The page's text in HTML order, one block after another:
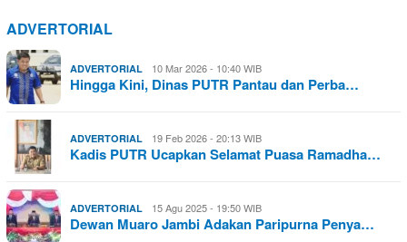
ADVERTORIAL
ADVERTORIAL 10 Mar 2026 - 10:40 WIB
Hingga Kini, Dinas PUTR Pantau dan Perba…
ADVERTORIAL 19 Feb 2026 - 20:13 WIB
Kadis PUTR Ucapkan Selamat Puasa Ramadha…
ADVERTORIAL 15 Agu 2025 - 19:50 WIB
Dewan Muaro Jambi Adakan Paripurna Penya…